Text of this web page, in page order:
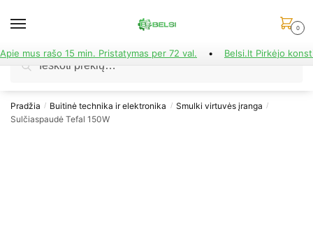
Ieškoti:
0
Pradžia / Buitinė technika ir elektronika / Smulki virtuvės įranga /
Sulčiaspaudė Tefal 150W
Apie mus rašo 15 min. Pristatymas per 72 val. • Belsi.lt Pirkėjo